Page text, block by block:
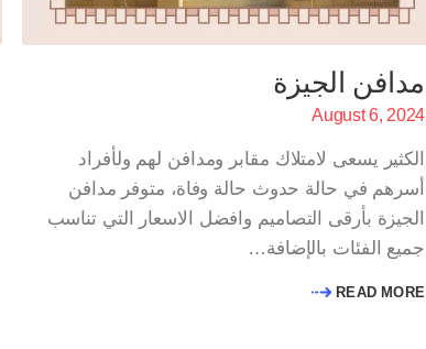
مدافن الجيزة
August 6, 2024
الكثير يسعى لامتلاك مقابر ومدافن لهم ولأفراد
أسرهم في حالة حدوث حالة وفاة، متوفر مدافن
الجيزة بأرقى التصاميم وافضل الاسعار التي تناسب
جميع الفئات بالإضافة…
READ MORE